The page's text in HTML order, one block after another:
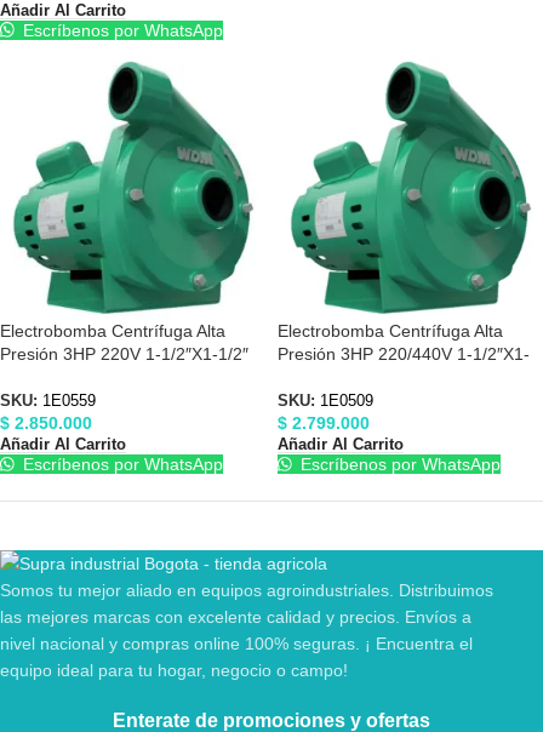
Añadir Al Carrito
Escríbenos por WhatsApp
Electrobomba Centrífuga Alta
Presión 3HP 220V 1-1/2″X1-1/2″
SKU: 1E0559
$ 2.850.000
Añadir Al Carrito
Escríbenos por WhatsApp
Electrobomba Centrífuga Alta
Presión 3HP 220/440V 1-1/2″X1-
SKU: 1E0509
$ 2.799.000
Añadir Al Carrito
Escríbenos por WhatsApp
Somos tu mejor aliado en equipos agroindustriales. Distribuimos
las mejores marcas con excelente calidad y precios. Envíos a
nivel nacional y compras online 100% seguras. ¡ Encuentra el
equipo ideal para tu hogar, negocio o campo!
Enterate de promociones y ofertas